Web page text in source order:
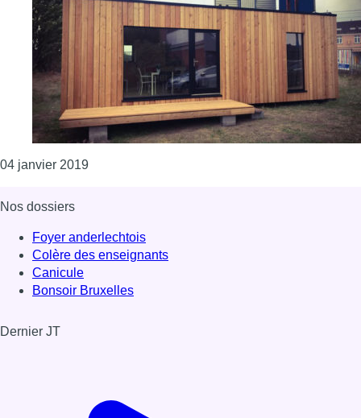
04 janvier 2019Consulter l'article "Des logements modulaires
Nos dossiers
Foyer anderlechtois
Colère des enseignants
Canicule
Bonsoir Bruxelles
Dernier JT